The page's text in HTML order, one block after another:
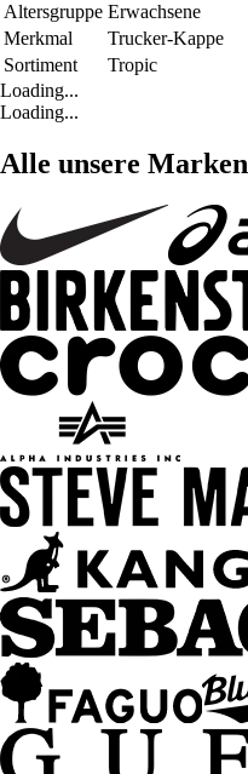
Altersgruppe Erwachsene
Merkmal
Trucker-Kappe
Sortiment
Tropic
Loading...
Loading...
Alle unsere Marken